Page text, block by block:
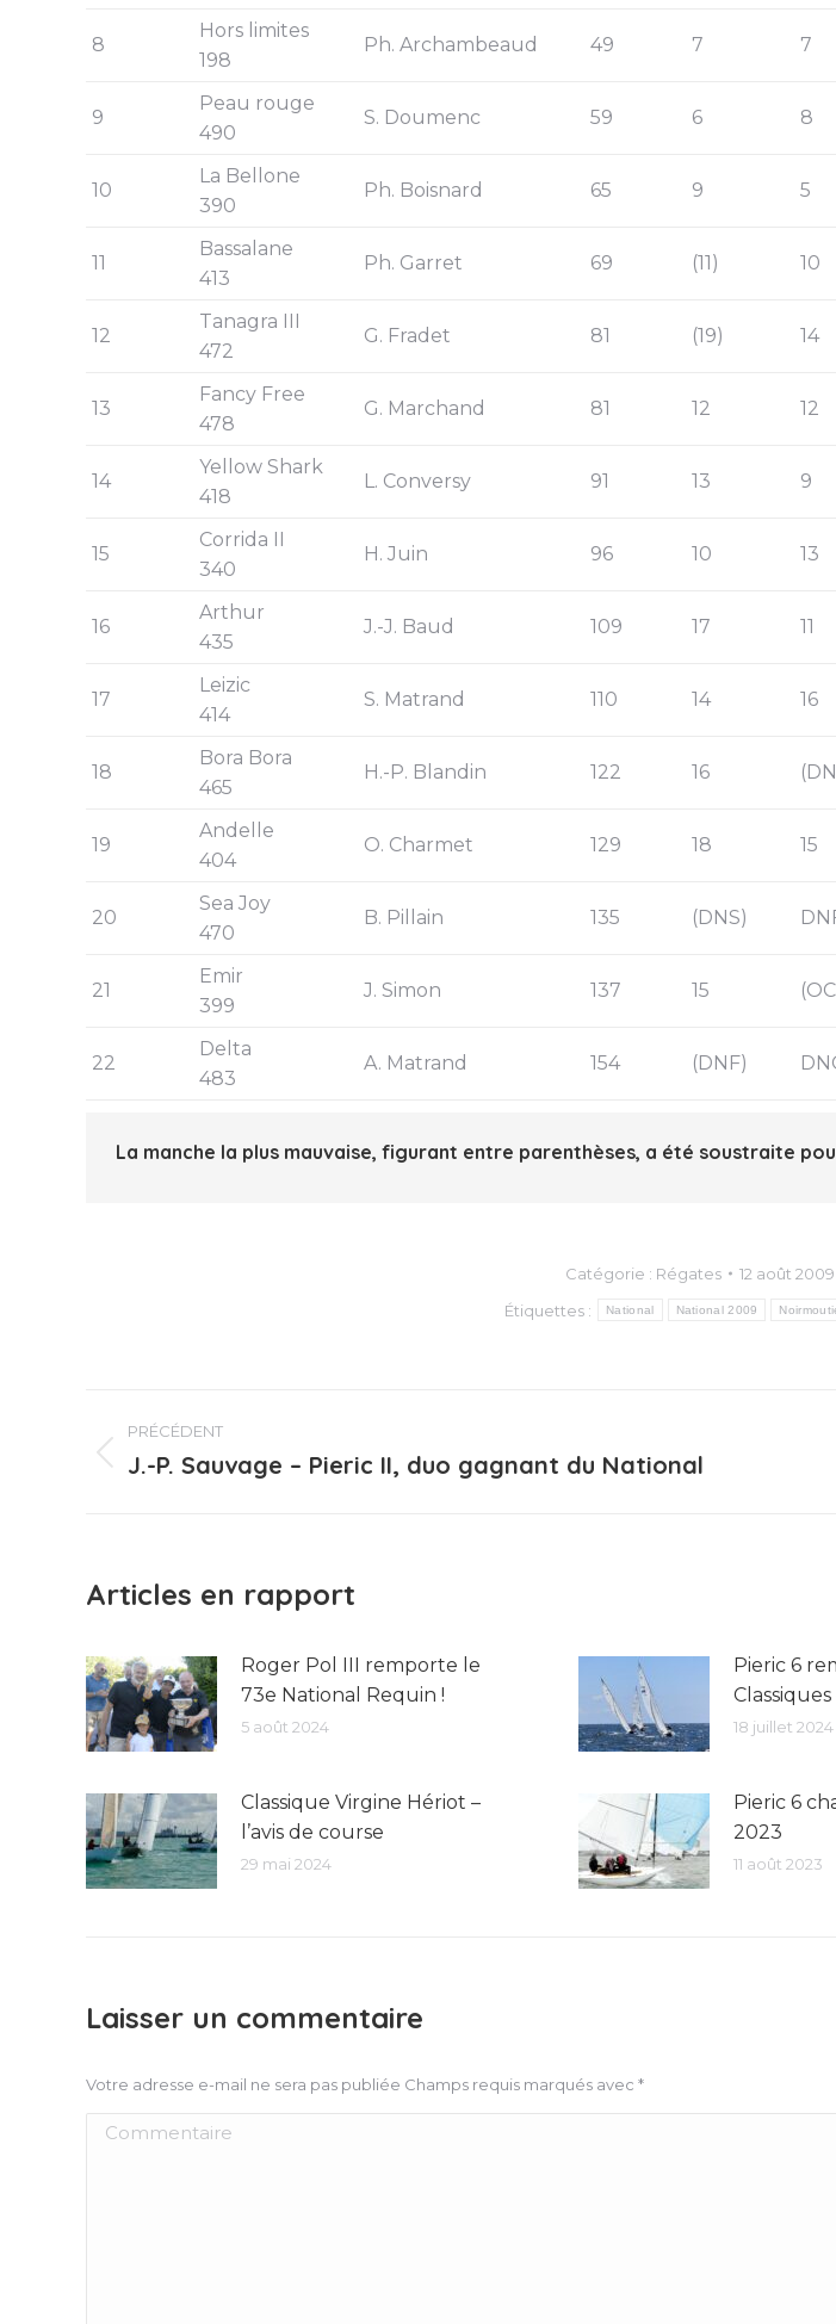
8
Hors limites
198
Ph. Archambeaud 49 7 7
9
Peau rouge
490
S. Doumenc 59 6 8
10
La Bellone
390
Ph. Boisnard 65 9 5
11
Bassalane
413
Ph. Garret 69 (11) 10
12
Tanagra III
472
G. Fradet 81 (19) 14
13
Fancy Free
478
G. Marchand 81 12 12
14
Yellow Shark
418
L. Conversy 91 13 9
15
Corrida II
340
H. Juin 96 10 13
16
Arthur
435
J.-J. Baud 109 17 11
17
Leizic
414
S. Matrand 110 14 16
18
Bora Bora
465
H.-P. Blandin 122 16
19
Andelle
404
O. Charmet 129 18 15
20
Sea Joy
470
B. Pillain 135 (DNS)
21
Emir
399
J. Simon 137 15
22
Delta
483
A. Matrand 154 (DNF)
La manche la plus mauvaise, figurant entre parenthèses, a été soustraite
Catégorie : Régates 12 août 2009
Étiquettes :
National National 2009
Navigation
article
PRÉCÉDENT
Article
J.-P. Sauvage – Pieric II, duo gagnant du National
Articles en rapport
Roger Pol III remporte le
73e National Requin !
5 août 2024
Pieric 6
18 juillet 2024
Classique Virgine Hériot –
l’avis de course
29 mai 2024
Pieric 6
2023
11 août 2023
Laisser un commentaire
Votre adresse e-mail ne sera pas publiée Champs requis marqués avec *
Commentaire